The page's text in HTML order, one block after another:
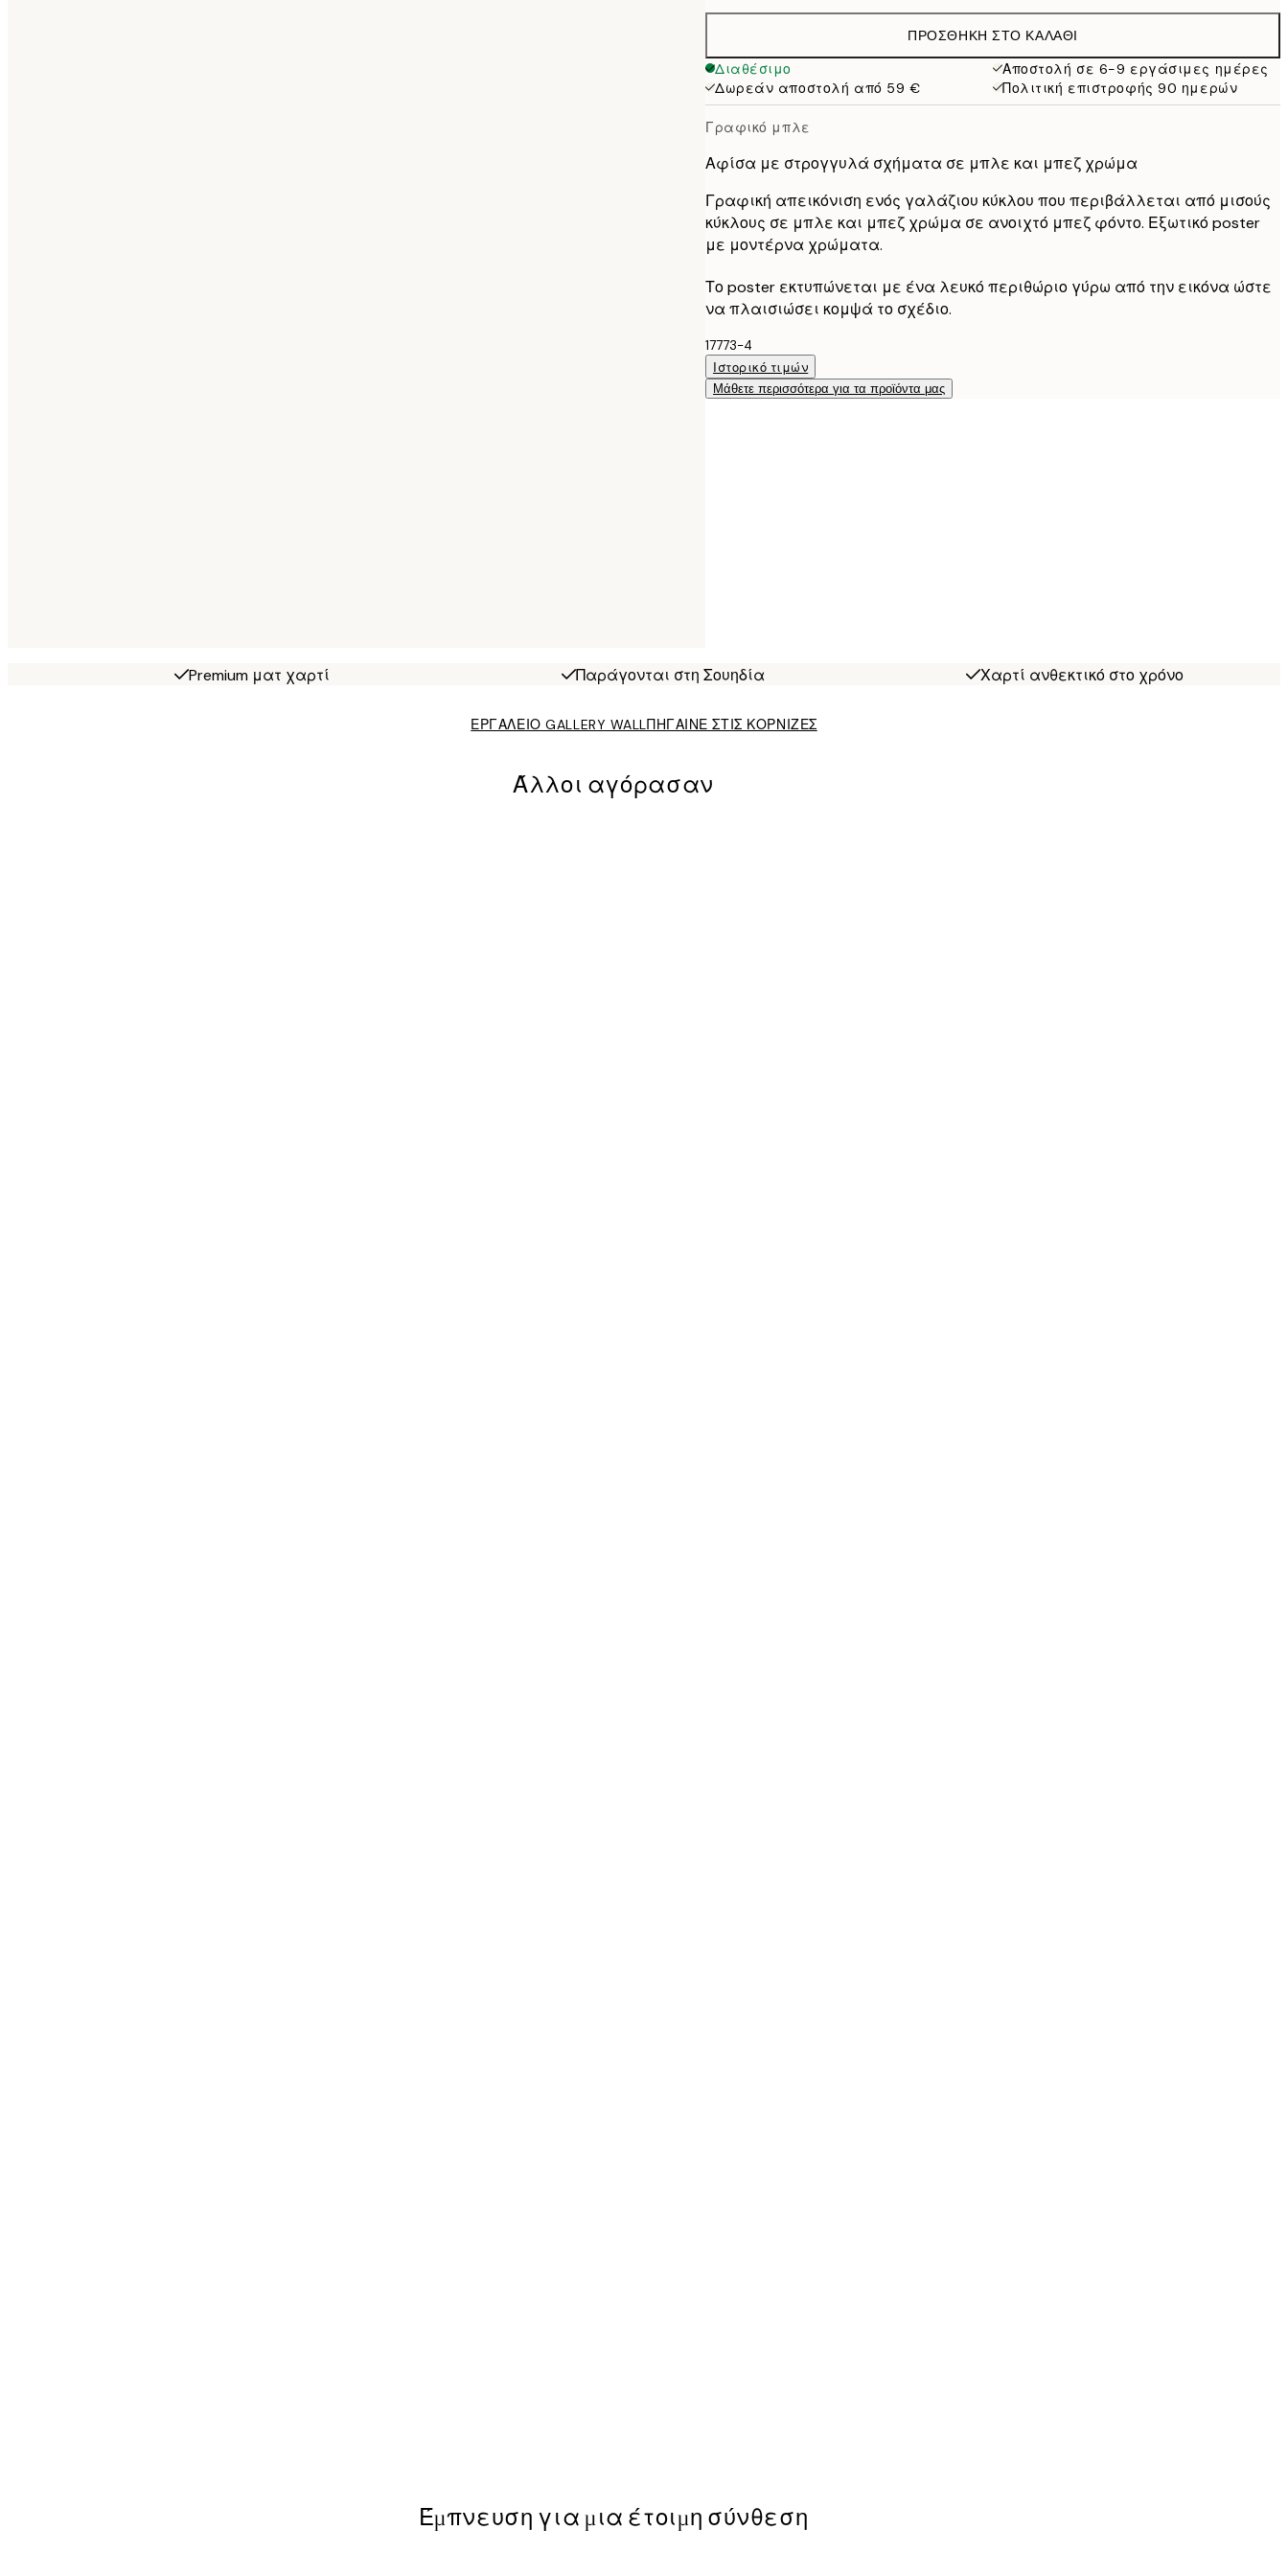
19,95 €
32,45 €
ΠΡΟΣΘΉΚΗ ΣΤΟ ΚΑΛΆΘΙ
Διαθέσιμο
Αποστολή σε 6-9 εργάσιμες ημέρες
Δωρεάν αποστολή από 59 €
Πολιτική επιστροφής 90 ημερών
Γραφικό μπλε
Αφίσα με στρογγυλά σχήματα σε μπλε και μπεζ χρώμα
Γραφική απεικόνιση ενός γαλάζιου κύκλου που περιβάλλεται από μισούς
κύκλους σε μπλε και μπεζ χρώμα σε ανοιχτό μπεζ φόντο. Εξωτικό poster
με μοντέρνα χρώματα.
Το poster εκτυπώνεται με ένα λευκό περιθώριο γύρω από την εικόνα ώστε
να πλαισιώσει κομψά το σχέδιο.
17773-4
Ιστορικό τιμών
Μάθετε περισσότερα για τα προϊόντα μας
Premium ματ χαρτί Παράγονται στη Σουηδία Χαρτί ανθεκτικό στο χρόνο
ΕΡΓΑΛΕΙΟ GALLERY WALLΠΗΓΑΙΝΕ ΣΤΙΣ ΚΟΡΝΙΖΕΣ
Άλλοι αγόρασαν
Έμπνευση για μια έτοιμη σύνθεση